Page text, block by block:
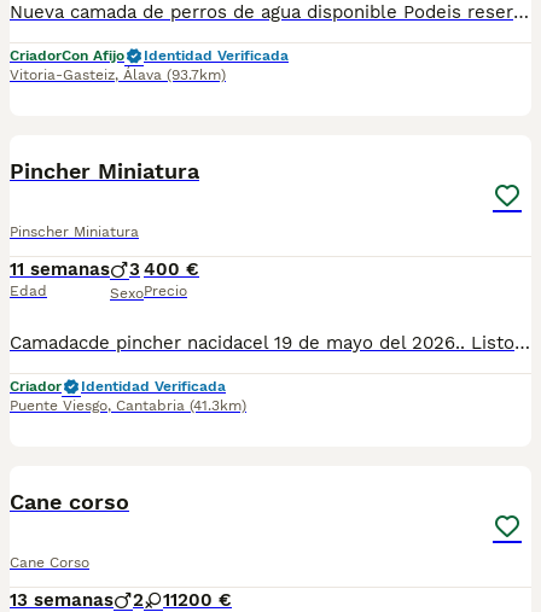
Nueva camada de perros de agua disponible Podeis reservar vuestro cachorro Disponemos de machos y hembras Algunos rabones de nacimiento Somos núcleo zoologico y criamos en ambiente familiar y colaboramos en con otros núcleos zoológicos Estamos en Segovia/Valladolid 📍 Se entregan al día con cartilla provisional desparataciones, cacunas correspondientes Pasaporte y chip pago a parte Garantias por escrito Posibilidad de envio contrareembolso con chofer de confianza Si estas pensando en aumentar la familia no lo Dudes ... Informate sin compromiso 34 635 87 39 14☎️☎️☎️
CriadorCon Afijo
Identidad Verificada
Vitoria-Gasteiz, Álava (93.7km)
Pincher Miniatura
Pinscher Miniatura
11 semanas
Edad
3
Sexo
400 €
Precio
Camadacde pincher nacidacel 19 de mayo del 2026.. Listos para entregar.. Desparasitados y con sus vacunas correspondientes.. No se envían,recogida en casa...
Criador
Identidad Verificada
Puente Viesgo, Cantabria (41.3km)
Cane corso
Cane Corso
13 semanas 2 11200 €